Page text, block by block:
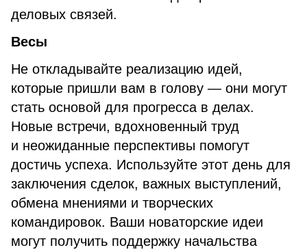
деловых связей.
Весы
Не откладывайте реализацию идей,
которые пришли вам в голову — они могут
стать основой для прогресса в делах.
Новые встречи, вдохновенный труд
и неожиданные перспективы помогут
достичь успеха. Используйте этот день для
заключения сделок, важных выступлений,
обмена мнениями и творческих
командировок. Ваши новаторские идеи
могут получить поддержку начальства